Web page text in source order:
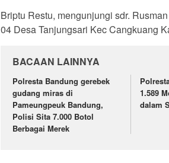
Briptu Restu, mengunjungi sdr.
04 Desa Tanjungsari Kec Cangkuang
BACAAN LAINNYA
Polresta Bandung gerebek
gudang miras di
Pameungpeuk Bandung,
Polisi Sita 7.000 Botol
Berbagai Merek
1.589
dalam